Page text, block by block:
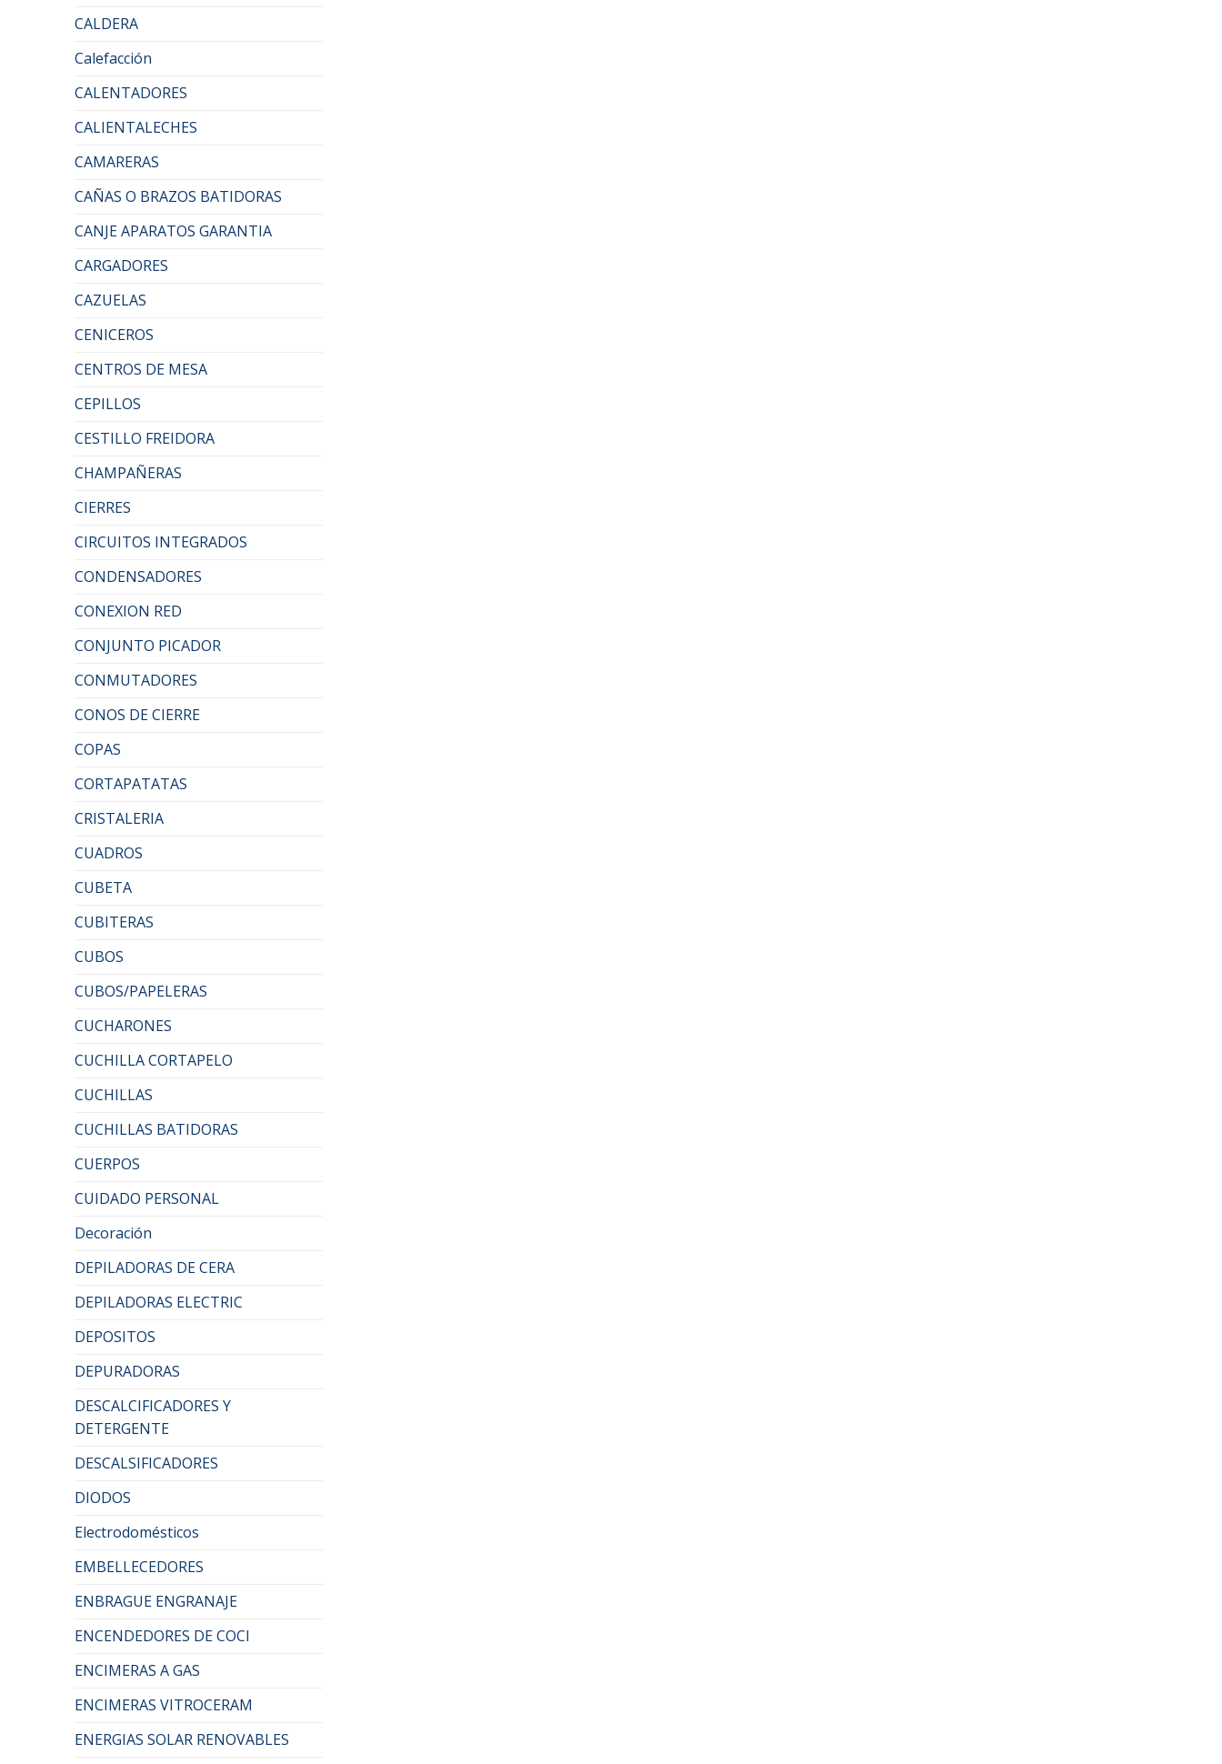
CALDERA
Calefacción
CALENTADORES
CALIENTALECHES
CAMARERAS
CAÑAS O BRAZOS BATIDORAS
CANJE APARATOS GARANTIA
CARGADORES
CAZUELAS
CENICEROS
CENTROS DE MESA
CEPILLOS
CESTILLO FREIDORA
CHAMPAÑERAS
CIERRES
CIRCUITOS INTEGRADOS
CONDENSADORES
CONEXION RED
CONJUNTO PICADOR
CONMUTADORES
CONOS DE CIERRE
COPAS
CORTAPATATAS
CRISTALERIA
CUADROS
CUBETA
CUBITERAS
CUBOS
CUBOS/PAPELERAS
CUCHARONES
CUCHILLA CORTAPELO
CUCHILLAS
CUCHILLAS BATIDORAS
CUERPOS
CUIDADO PERSONAL
Decoración
DEPILADORAS DE CERA
DEPILADORAS ELECTRIC
DEPOSITOS
DEPURADORAS
DESCALCIFICADORES Y
DETERGENTE
DESCALSIFICADORES
DIODOS
Electrodomésticos
EMBELLECEDORES
ENBRAGUE ENGRANAJE
ENCENDEDORES DE COCI
ENCIMERAS A GAS
ENCIMERAS VITROCERAM
ENERGIAS SOLAR RENOVABLES